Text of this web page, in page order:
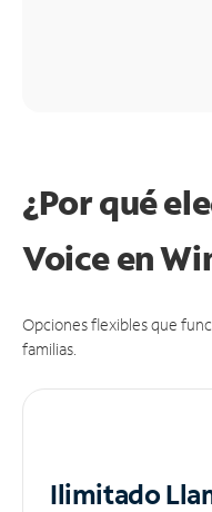
¿Por qué
Voice en
Opciones flexibles que
familias.
Ilimitado